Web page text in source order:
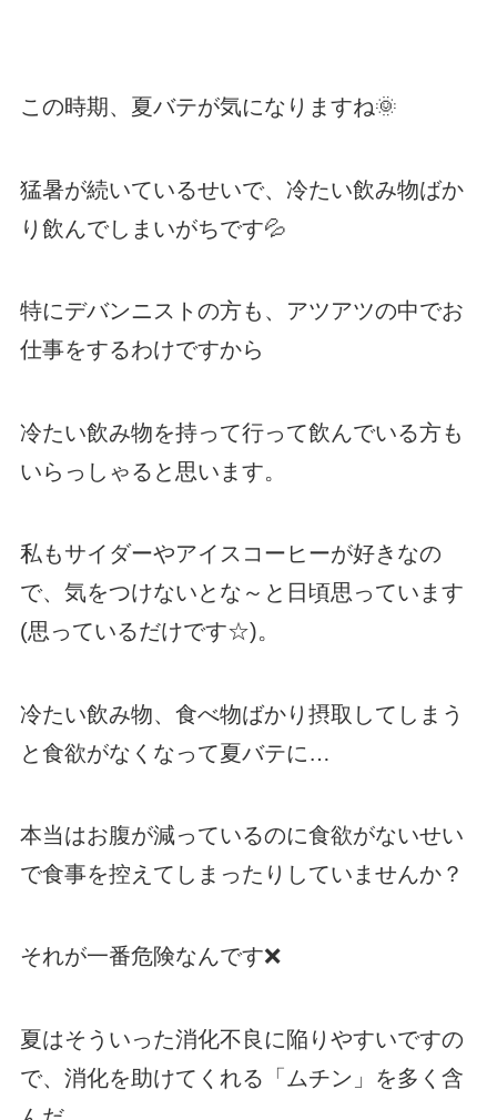
この時期、夏バテが気になりますね🌞
猛暑が続いているせいで、冷たい飲み物ばか
り飲んでしまいがちです💦
特にデバンニストの方も、アツアツの中でお
仕事をするわけですから
冷たい飲み物を持って行って飲んでいる方も
いらっしゃると思います。
私もサイダーやアイスコーヒーが好きなの
で、気をつけないとな～と日頃思っています
(思っているだけです☆)。
冷たい飲み物、食べ物ばかり摂取してしまう
と食欲がなくなって夏バテに…
本当はお腹が減っているのに食欲がないせい
で食事を控えてしまったりしていませんか？
それが一番危険なんです❌
夏はそういった消化不良に陥りやすいですの
で、消化を助けてくれる「ムチン」を多く含